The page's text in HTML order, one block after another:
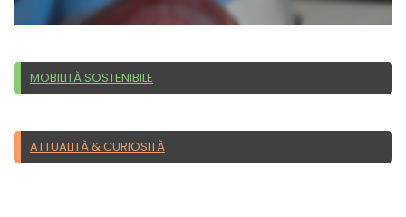
MOBILITÀ SOSTENIBILE
ATTUALITÀ & CURIOSITÀ